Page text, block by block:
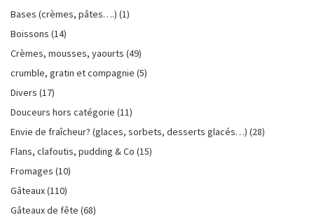
Bases (crèmes, pâtes….) (1)
Boissons (14)
Crèmes, mousses, yaourts (49)
crumble, gratin et compagnie (5)
Divers (17)
Douceurs hors catégorie (11)
Envie de fraîcheur? (glaces, sorbets, desserts glacés…) (28)
Flans, clafoutis, pudding & Co (15)
Fromages (10)
Gâteaux(110)
Gâteaux de fête (68)